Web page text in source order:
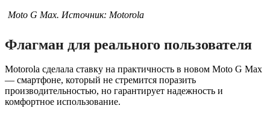
Moto G Max. Источник: Motorola
Флагман для реального пользователя
Motorola сделала ставку на практичность в новом Moto G Max
— смартфоне, который не стремится поразить
производительностью, но гарантирует надежность и
комфортное использование.